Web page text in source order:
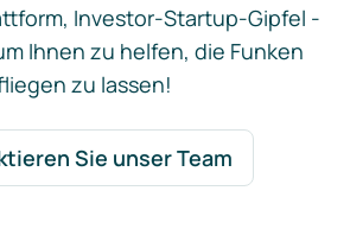
Investor-Startup-Gipfel -
Ihnen zu helfen, die Funken
zu lassen!
Sie unser Team